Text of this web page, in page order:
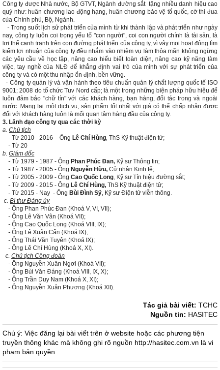
Công ty được Nhà nước, Bộ GTVT, Ngành đường sắt tặng nhiều danh hiệu cao
quý như: huân chương lao động hạng, huân chương bảo vệ tổ quốc, cờ thi đua
của Chính phủ, Bộ, Ngành.
​ - Trong suốt lịch sử phát triển của mình từ khi thành lập và phát triển như ngày
nay, công ty luôn coi trọng yếu tố "con người", coi con người chính là tài sản, là
lợi thế cạnh tranh trên con đường phát triển của công ty, vì vậy mọi hoạt động tìm
kiếm lợi nhuận của công ty đều nhắm vào nhiệm vụ làm thỏa mãn không ngừng
các yêu cầu về học tập, nâng cao hiểu biết toàn diện, nâng cao kỹ năng làm
việc, tay nghề của NLĐ để khẳng định vai trò của mình với sự phát triển của
công ty và có một thu nhập ổn định, bền vững.
- Công ty quản lý và vận hành theo tiêu chuẩn quản lý chất lượng quốc tế ISO
9001; 2008 do tổ chức Tuv Nord cấp; là một trong những biện pháp hữu hiệu để
luôn đảm bảo "chữ tín" với các khách hàng, bạn hàng, đối tác trong và ngoài
nước. Mang lại một dịch vụ, sản phẩm tốt nhất với giá có thể chấp nhận được
đối với khách hàng luôn là mối quan tâm hàng đầu của công ty.
3. Lãnh đạo công ty qua các thời kỳ
a. Chủ tịch
- Từ 2010 - 2016 - Ông Lê Chí Hùng, ThS Kỹ thuật điện tử;
- Từ 20
b. Giám đốc
- Từ 1979 - 1987 - Ông Phan Phúc Đan, Kỹ sư Thông tin;
- Từ 1987 - 2005 - Ông Nguyễn Hữu, Cử nhân Kinh tế;
- Từ 2005 - 2009 - Ông Cao Quốc Long, Kỹ sư Tín hiệu đường sắt;
- Từ 2009 - 2015 - Ông Lê Chí Hùng, ThS Kỹ thuật điện tử;
- Từ 2015 - Nay - Ông Bùi Đình Sỹ, Kỹ sư Điện tử viễn thông.
c. Bí thư Đảng ủy
- Ông Phan Phúc Đan (Khoá V, VI, VII);
- Ông Lê Văn Vân (Khoá VII);
- Ông Cao Quốc Long (Khoá VIII, IX);
- Ông Lê Xuân Cẩn (Khoá IX);
- Ông Thái Văn Tuyên (Khoá IX);
- Ông Lê Chí Hùng (Khoá X, XI).
c. Chủ tịch Công đoàn
- Ông Nguyễn Xuân Ngơi (Khoá VII);
- Ông Bùi Văn Đáng (Khoá VIII, IX, X);
- Ông Trần Duy Nam (Khoá X, XI);
- Ông Nguyễn Xuân Phương (Khoá XII).
Tác giả bài viết: TCHC
Nguồn tin: HASITEC
Chú ý: Việc đăng lại bài viết trên ở website hoặc các phương tiện
truyền thông khác mà không ghi rõ nguồn http://hasitec.com.vn là vi
phạm bản quyền